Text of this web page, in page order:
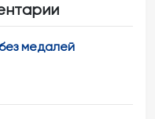
медалей